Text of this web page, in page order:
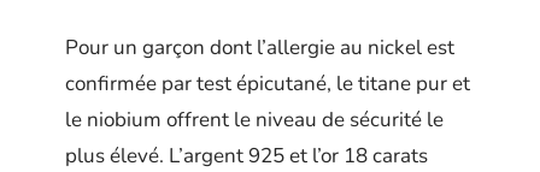
Pour un garçon dont l’allergie au nickel est
confirmée par test épicutané, le titane pur et
le niobium offrent le niveau de sécurité le
plus élevé. L’argent 925 et l’or 18 carats